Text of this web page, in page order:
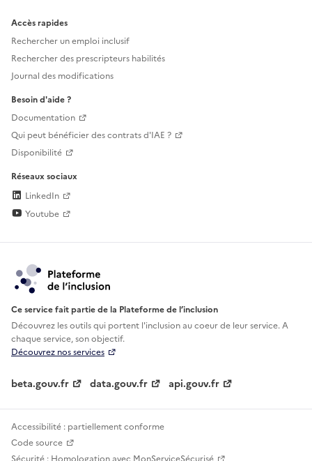
Accès rapides
Rechercher un emploi inclusif
Rechercher des prescripteurs habilités
Journal des modifications
Besoin d'aide ?
Documentation
Qui peut bénéficier des contrats d'IAE ?
Disponibilité
Réseaux sociaux
LinkedIn
Youtube
Ce service fait partie de la Plateforme de l’inclusion
Découvrez les outils qui portent l'inclusion aucoeur de leur service. A
chaque service, son objectif.
Découvrez nos services
beta.gouv.fr data.gouv.fr api.gouv.fr
Accessibilité : partiellement conforme
Code source